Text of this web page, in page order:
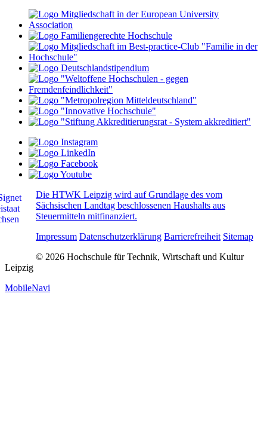
Die HTWK Leipzig wird auf Grundlage des vom
Sächsischen Landtag beschlossenen Haushalts aus
Steuermitteln mitfinanziert.
Impressum Datenschutzerklärung Barrierefreiheit Sitemap
© 2026 Hochschule für Technik, Wirtschaft und Kultur
Leipzig
MobileNavi